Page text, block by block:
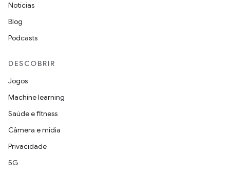
Notícias
Blog
Podcasts
DESCOBRIR
Jogos
Machine learning
Saúde e fitness
Câmera e mídia
Privacidade
5G